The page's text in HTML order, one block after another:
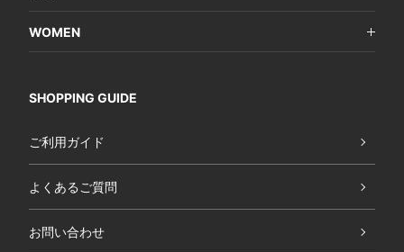
WOMEN
SHOPPING GUIDE
ご利用ガイド
よくあるご質問
お問い合わせ